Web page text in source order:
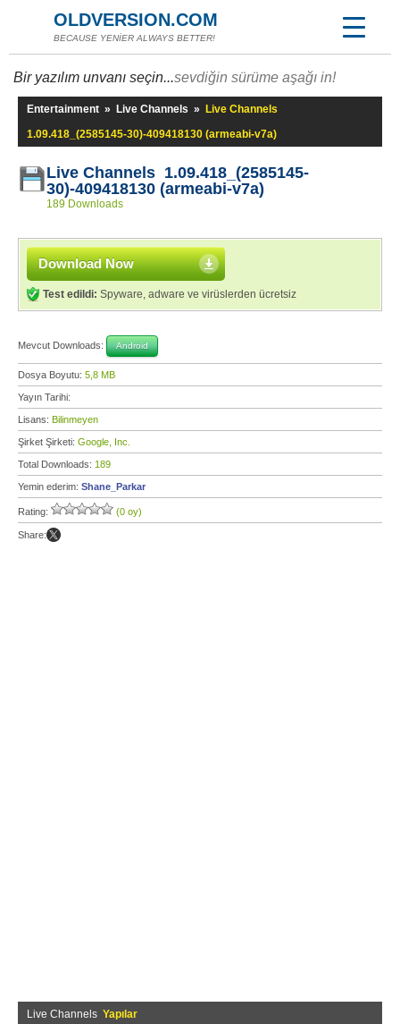
OLDVERSION.COM
BECAUSE YENİER ALWAYS BETTER!
Bir yazılım unvanı seçin...sevdiğin sürüme aşağı in!
Entertainment » Live Channels »
Live Channels
1.09.418_(2585145-30)-409418130 (armeabi-v7a)
Live Channels 1.09.418_(2585145-
30)-409418130 (armeabi-v7a)
189 Downloads
Download Now
Test edildi: Spyware, adware ve virüslerden ücretsiz
Mevcut Downloads: Android
Dosya Boyutu: 5,8 MB
Yayın Tarihi:
Lisans: Bilinmeyen
Şirket Şirketi: Google, Inc.
Total Downloads: 189
Yemin ederim: Shane_Parkar
Rating: (0 oy)
Share:
Live Channels Yapılar